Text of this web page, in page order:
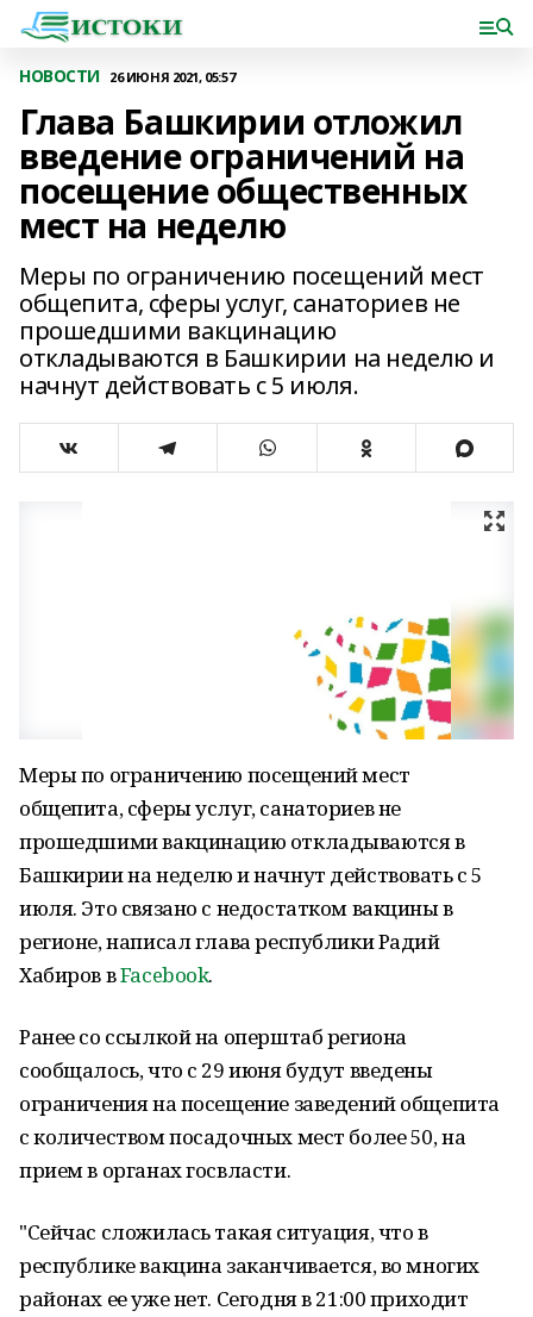
НОВОСТИ 26 ИЮНЯ 2021, 05:57
Глава Башкирии отложил
введение ограничений на
посещение общественных
мест на неделю
Меры по ограничению посещений мест
общепита, сферы услуг, санаториев не
прошедшими вакцинацию
откладываются в Башкирии на неделю и
начнут действовать с 5 июля.
Меры по ограничению посещений мест
общепита, сферы услуг, санаториев не
прошедшими вакцинацию откладываются в
Башкирии на неделю и начнут действовать с 5
июля. Это связано с недостатком вакцины в
регионе, написал глава республики Радий
Хабиров вFacebook.
Ранее со ссылкой на оперштаб региона
сообщалось, что с 29 июня будут введены
ограничения на посещение заведений общепита
с количеством посадочных мест более 50, на
прием в органах госвласти.
"Сейчас сложилась такая ситуация, что в
республике вакцина заканчивается, во многих
районах ее уже нет. Сегодня в 21:00 приходит